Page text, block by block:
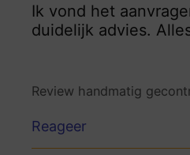
Ik vond het
duidelijk advies.
Review handmatig
Reageer